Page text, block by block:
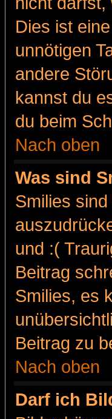
Dies ist eine
unnötigen
andere
kannst du
du beim
Nach oben
Was sind
Smilies
und :(
Beitrag
Smilies, es
Beitrag zu
Nach oben
Darf ich